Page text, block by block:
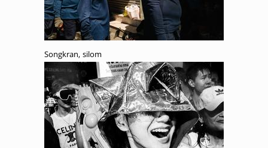
Songkran, silom